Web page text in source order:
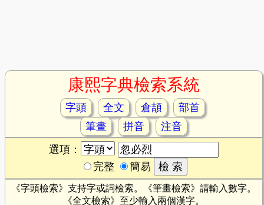
康熙字典檢索系統
字頭 全文 倉頡
部首
筆畫
拼音
注音
選項：
完整
簡易
《字頭檢索》支持字或詞檢索。《筆畫檢索》請輸入數字。
《全文檢索》至少輸入兩個漢字。